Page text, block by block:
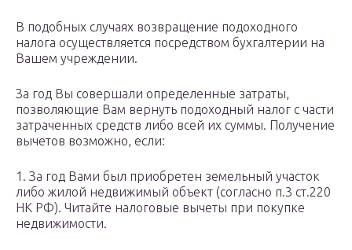
В подобных случаях возвращение подоходного
налога осуществляется посредством бухгалтерии на
Вашем учреждении.
За год Вы совершали определенные затраты,
позволяющие Вам вернуть подоходный налог с части
затраченных средств либо всей их суммы. Получение
вычетов возможно, если:
1. За год Вами был приобретен земельный участок
либо жилой недвижимый объект (согласно п.3 ст.220
НК РФ). Читайте налоговые вычеты при покупке
недвижимости.